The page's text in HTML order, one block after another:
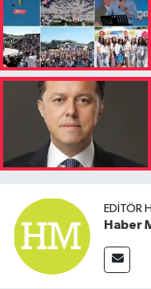
EDITÖR
Haber